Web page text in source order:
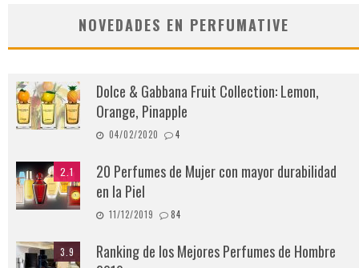
NOVEDADES EN PERFUMATIVE
Dolce & Gabbana Fruit Collection: Lemon,
Orange, Pinapple
04/02/2020 4
2.1
20 Perfumes de Mujer con mayor durabilidad
en la Piel
11/12/2019 84
3.9
Ranking de los Mejores Perfumes de Hombre